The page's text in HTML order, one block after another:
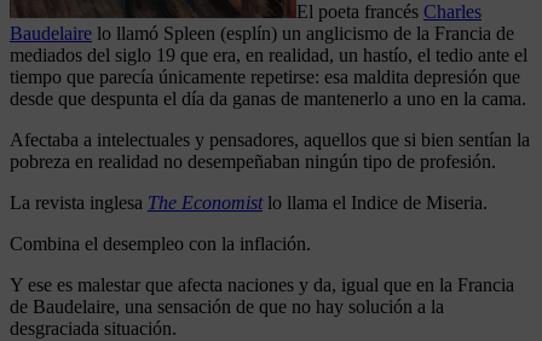
El poeta francés Charles
Baudelaire lo llamó Spleen (esplín) un anglicismo de la Francia de
mediados del siglo 19 que era, en realidad, un hastío, el tedio ante el
tiempo que parecía únicamente repetirse: esa maldita depresión que
desde que despunta el día da ganas de mantenerlo a uno en la cama.
Afectaba a intelectuales y pensadores, aquellos que si bien sentían la
pobreza en realidad no desempeñaban ningún tipo de profesión.
La revista inglesa The Economistlo llama el Indice de Miseria.
Combina el desempleo con la inflación.
Y ese es malestar que afecta naciones y da, igual que en la Francia
de Baudelaire, una sensación de que no hay solución a la
desgraciada situación.